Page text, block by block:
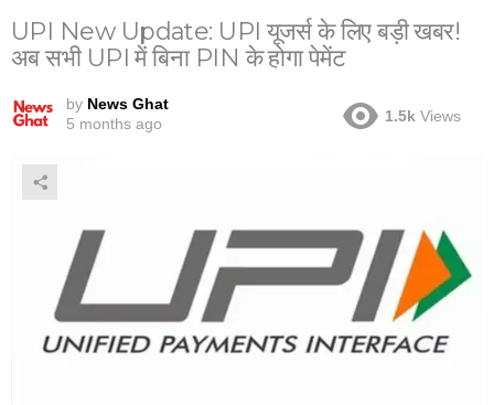
UPI New Update: UPI यूजर्स के लिए बड़ी खबर!
अब सभी UPI में बिना PIN के होगा पेमेंट
by News Ghat
5 months ago
1.5k Views